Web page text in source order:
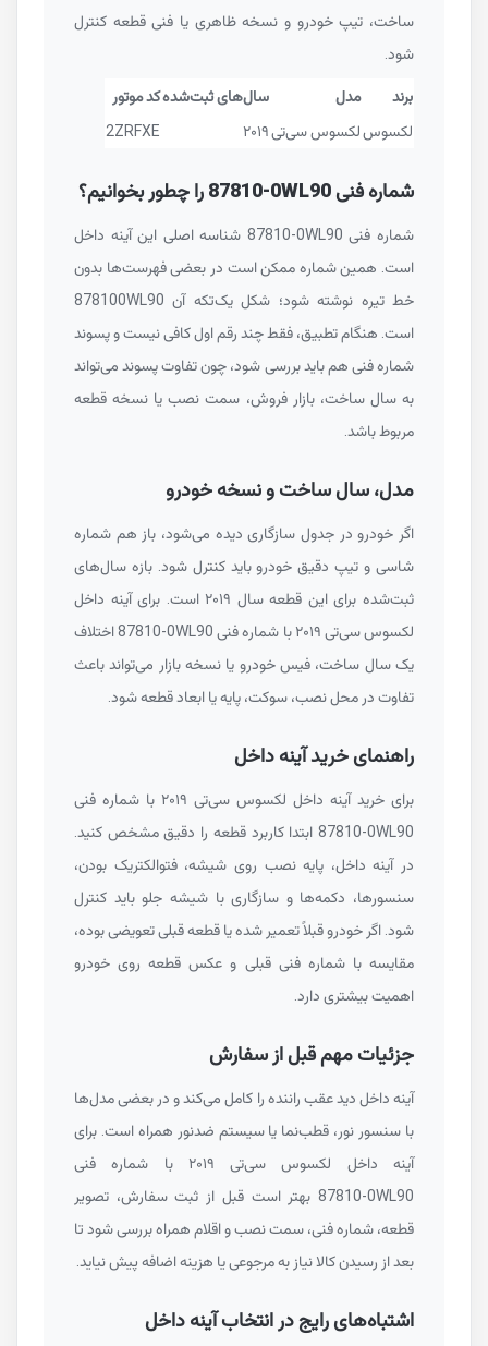
ساخت، تیپ خودرو و نسخه ظاهری یا فنی قطعه کنترل
شود.
مدل سال‌های ثبت‌شدهکد موتور
لکسوسلکسوس سی‌تی۲۰۱۹ 2ZRFXE
شماره فنی87810-0WL90را چطور بخوانیم؟
شماره فنی87810-0WL90شناسه اصلی این آینه داخل
است. همین شماره ممکن است در بعضی فهرست‌ها بدون
خط تیره نوشته شود؛ شکل یک‌تکه آن 878100WL90
است. هنگام تطبیق، فقط چند رقم اول کافی نیست و پسوند
شماره فنی هم باید بررسی شود، چون تفاوت پسوند می‌تواند
به سال ساخت، بازار فروش، سمت نصب یا نسخه قطعه
مربوط باشد.
مدل، سال ساخت و نسخه خودرو
اگر خودرو در جدول سازگاری دیده می‌شود، باز هم شماره
شاسی و تیپ دقیق خودرو باید کنترل شود. بازه سال‌های
ثبت‌شده برای این قطعه سال ۲۰۱۹ است. برای آینه داخل
لکسوس سی‌تی ۲۰۱۹ با شماره فنی
87810-0WL90اختلاف
یک سال ساخت، فیس خودرو یا نسخه بازار می‌تواند باعث
تفاوت در محل نصب، سوکت، پایه یا ابعاد قطعه شود.
راهنمای خرید آینه داخل
برای خرید آینه داخل لکسوس سی‌تی ۲۰۱۹ با شماره فنی
87810-0WL90ابتدا کاربرد قطعه را دقیق مشخص کنید.
در آینه داخل، پایه نصب روی شیشه، فتوالکتریک بودن،
سنسورها، دکمه‌ها و سازگاری با شیشه جلو باید کنترل
شود. اگر خودرو قبلاً تعمیر شده یا قطعه قبلی تعویضی بوده،
مقایسه با شماره فنی قبلی و عکس قطعه روی خودرو
اهمیت بیشتری دارد.
جزئیات مهم قبل از سفارش
آینه داخل دید عقب راننده را کامل می‌کند و در بعضی مدل‌ها
با سنسور نور، قطب‌نما یا سیستم ضدنور همراه است. برای
آینه داخل لکسوس سی‌تی ۲۰۱۹ با شماره فنی
87810-0WL90بهتر است قبل از ثبت سفارش، تصویر
قطعه، شماره فنی، سمت نصب و اقلام همراه بررسی شود تا
بعد از رسیدن کالا نیاز به مرجوعی یا هزینه اضافه پیش نیاید.
اشتباه‌های رایج در انتخاب آینه داخل